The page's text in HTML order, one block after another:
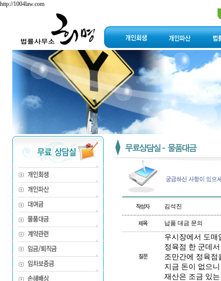
http://1004law.com
김석진
납품 대금 문의
우시장에서 도매
정육점 한 군데
조만간에 정육점
지금 돈이 없으
재산은 조금 있